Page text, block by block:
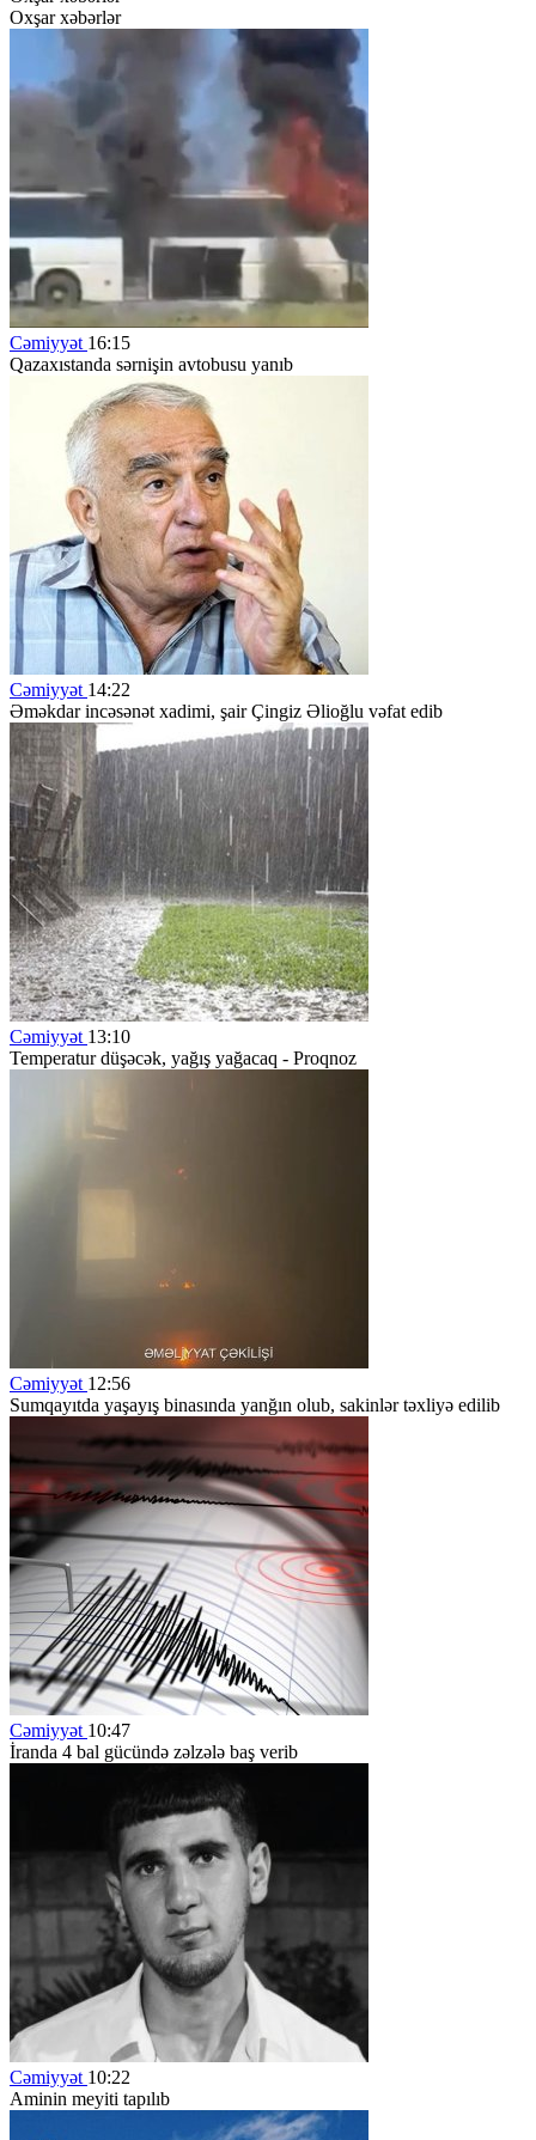
Oxşar xəbərlər
Cəmiyyət 16:15
Qazaxıstanda sərnişin avtobusu yanıb
Cəmiyyət 14:22
Əməkdar incəsənət xadimi, şair Çingiz Əlioğlu vəfat edib
Cəmiyyət 13:10
Temperatur düşəcək, yağış yağacaq - Proqnoz
Cəmiyyət 12:56
Sumqayıtda yaşayış binasında yanğın olub, sakinlər təxliyə edilib
Cəmiyyət 10:47
İranda 4 bal gücündə zəlzələ baş verib
Cəmiyyət 10:22
Aminin meyiti tapılıb